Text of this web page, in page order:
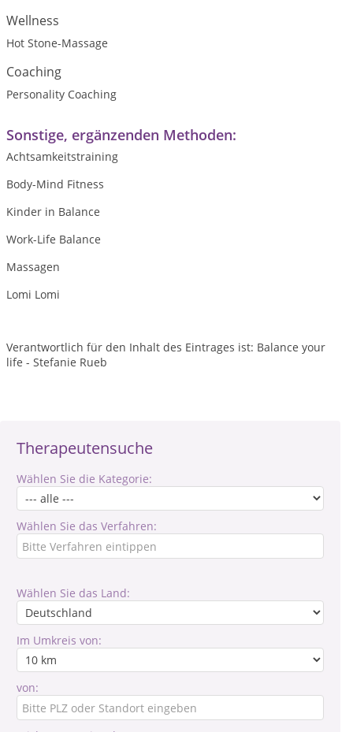
Therapeutensuche
Wählen Sie die Kategorie:
Wählen Sie das Verfahren:
Wählen Sie das Land:
Im Umkreis von:
von:
Wellness
Hot Stone-Massage
Coaching
Personality Coaching
Sonstige, ergänzenden Methoden:
Achtsamkeitstraining
Body-Mind Fitness
Kinder in Balance
Work-Life Balance
Massagen
Lomi Lomi
Verantwortlich für den Inhalt des Eintrages ist: Balance your
life - Stefanie Rueb